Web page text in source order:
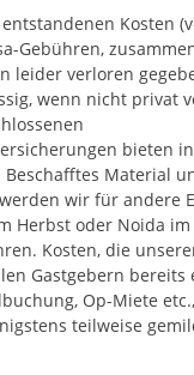
Kosten
Gebühren,
leider verloren
wenn nicht privat
bieten
Beschafftes Material
wir für andere
Herbst oder Noida
Kosten, die
Gastgebern bereits
Op-Miete
teilweise